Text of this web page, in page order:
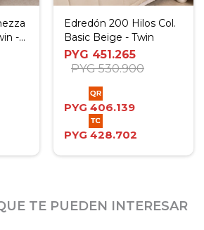
-
Edredón 200 Hilos Col.
Basic Beige - Twin
PYG 451.265
PYG 530.900
PYG 406.139
PYG 428.702
TE PUEDEN INTERESAR